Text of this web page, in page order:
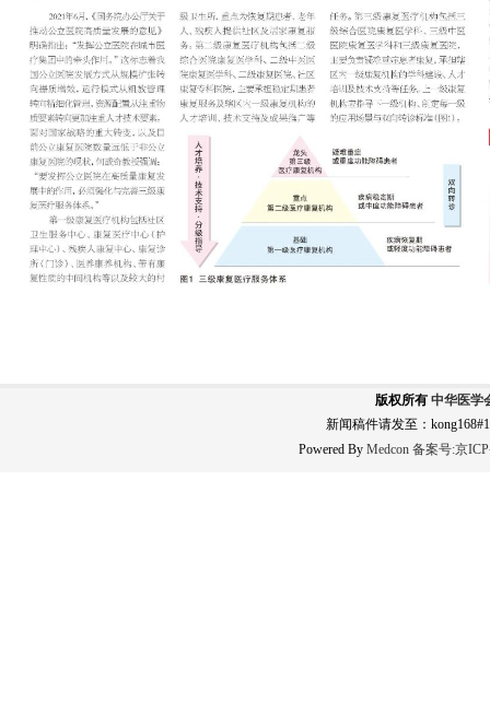
版权所有 中华医学
新闻稿件请发至：
Powered By Medcon 备案号:京